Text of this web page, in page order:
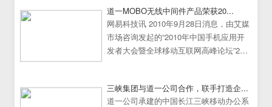
道一MOBO无线中间件产品荣获20...
网易科技讯 2010年9月28日消息，由艾媒
市场咨询发起的“2010年中国手机应用开
发者大会暨全球移动互联网高峰论坛”25
三峡集团与道一公司合作，联手打造企...
道一公司承建的中国长江三峡移动办公系